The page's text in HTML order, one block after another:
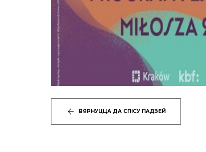
ВЯРНУЦЦА ДА СПІСУ ПАДЗЕЙ